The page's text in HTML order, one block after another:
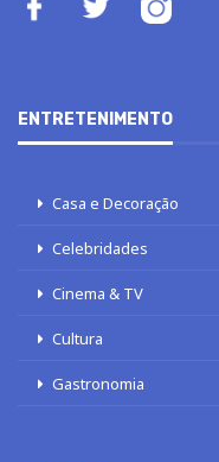
ENTRETENIMENTO
Casa e Decoração
Celebridades
Cinema & TV
Cultura
Gastronomia